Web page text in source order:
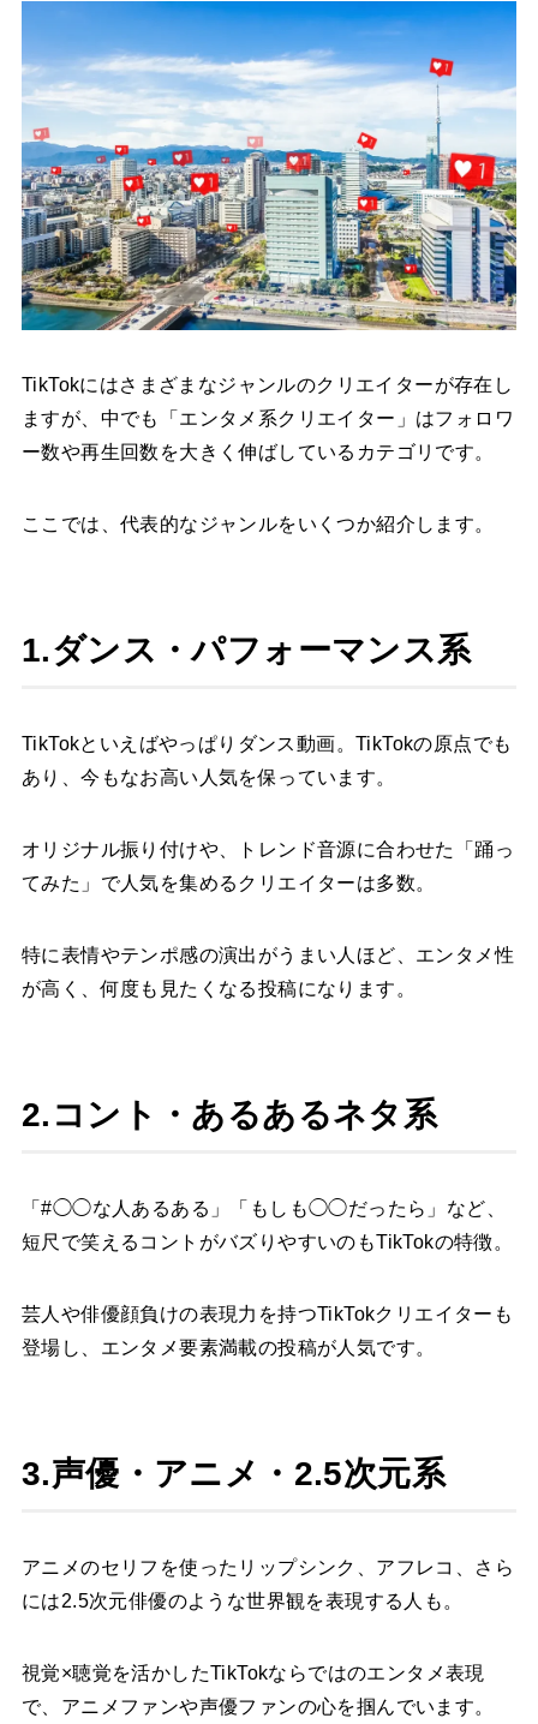
TikTokにはさまざまなジャンルのクリエイターが存在し
ますが、中でも「エンタメ系クリエイター」はフォロワ
ー数や再生回数を大きく伸ばしているカテゴリです。
ここでは、代表的なジャンルをいくつか紹介します。
1.ダンス・パフォーマンス系
TikTokといえばやっぱりダンス動画。TikTokの原点でも
あり、今もなお高い人気を保っています。
オリジナル振り付けや、トレンド音源に合わせた「踊っ
てみた」で人気を集めるクリエイターは多数。
特に表情やテンポ感の演出がうまい人ほど、エンタメ性
が高く、何度も見たくなる投稿になります。
2.コント・あるあるネタ系
「#◯◯な人あるある」「もしも◯◯だったら」など、
短尺で笑えるコントがバズりやすいのもTikTokの特徴。
芸人や俳優顔負けの表現力を持つTikTokクリエイターも
登場し、エンタメ要素満載の投稿が人気です。
3.声優・アニメ・2.5次元系
アニメのセリフを使ったリップシンク、アフレコ、さら
には2.5次元俳優のような世界観を表現する人も。
視覚×聴覚を活かしたTikTokならではのエンタメ表現
で、アニメファンや声優ファンの心を掴んでいます。